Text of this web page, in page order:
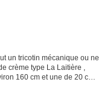
un tricotin mécanique ou ne
crème type La Laitière ,
160 cm et une de 20 cm